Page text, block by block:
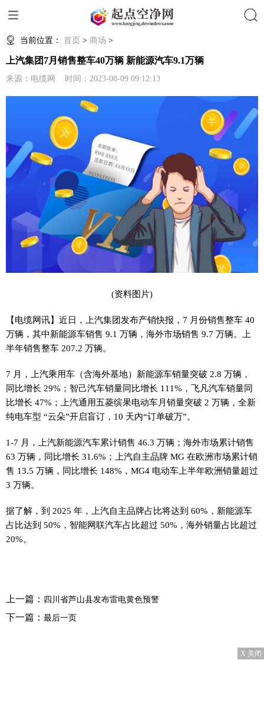
当前位置： 首页 > 商场 >
上汽集团7月销售整车40万辆 新能源汽车9.1万辆
来源：电缆网 时间：2023-08-09 09:12:13
(资料图片)
【电缆网讯】近日，上汽集团发布产销快报，7 月份销售整车 40
万辆，其中新能源车销售 9.1 万辆，海外市场销售 9.7 万辆。上
半年销售整车 207.2 万辆。
7 月，上汽乘用车（含海外基地）新能源车销量突破 2.8 万辆，
同比增长 29%；智己汽车销量同比增长 111%，飞凡汽车销量同
比增长 47%；上汽通用五菱缤果电动车月销量突破 2 万辆，全新
纯电车型 “云朵”开启盲订，10 天内“订单破万”。
1-7 月，上汽新能源汽车累计销售 46.3 万辆；海外市场累计销售
63 万辆，同比增长 31.6%；上汽自主品牌 MG 在欧洲市场累计销
售 13.5 万辆，同比增长 148%，MG4 电动车上半年欧洲销量超过
3 万辆。
据了解，到 2025 年，上汽自主品牌占比将达到 60%，新能源车
占比达到 50%，智能网联汽车占比超过 50%，海外销量占比超过
20%。
上一篇： 四川省芦山县发布雷电黄色预警
下一篇： 最后一页
X 关闭